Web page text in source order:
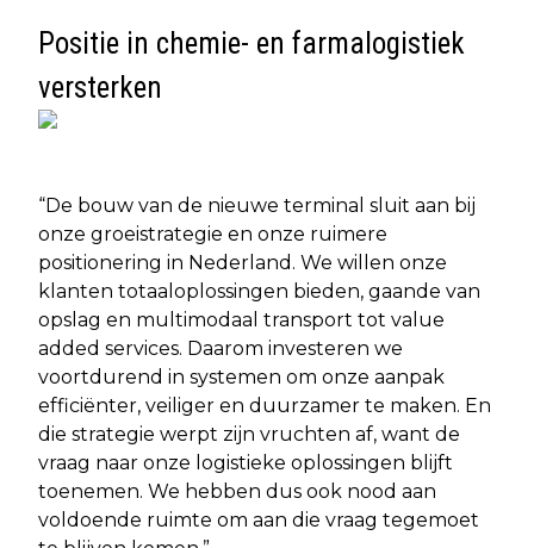
Positie in chemie- en farmalogistiek
versterken
“De bouw van de nieuwe terminal sluit aan bij
onze groeistrategie en onze ruimere
positionering in Nederland. We willen onze
klanten totaaloplossingen bieden, gaande van
opslag en multimodaal transport tot value
added services. Daarom investeren we
voortdurend in systemen om onze aanpak
efficiënter, veiliger en duurzamer te maken. En
die strategie werpt zijn vruchten af, want de
vraag naar onze logistieke oplossingen blijft
toenemen. We hebben dus ook nood aan
voldoende ruimte om aan die vraag tegemoet